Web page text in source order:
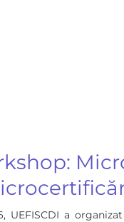
UEFISCDI a organizat